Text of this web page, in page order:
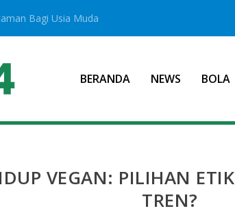
Bagi Usia Muda
BERANDA NEWS BOLA
VEGAN: PILIHAN
TREN?